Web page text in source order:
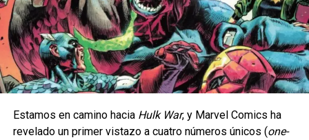
Xbox | Golden Week Sale | 29 de abril – 5 de mayo
Metaphor: ReFantazio – 30% de descuento
Persona 3 Reload Digital Deluxe Edition – 50% de
descuento
Unicorn Overlord Monarch Edition – 50% de
descuento
Estamos en camino hacia Hulk War, y Marvel Comics ha
revelado un primer vistazo a cuatro números únicos (one-